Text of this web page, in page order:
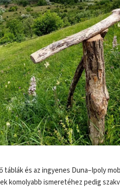
és az ingyenes Duna–Ipoly
komolyabb ismeretéhez pedig